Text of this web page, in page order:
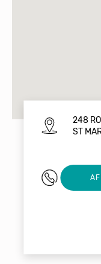
248
ST